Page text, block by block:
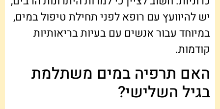
יש להיוועץ עם רופא לפני תחילת טיפול במים,
במיוחד עבור אנשים עם בעיות בריאותיות
קודמות.
האם תרפיה במים משתלמת
בגיל השלישי?